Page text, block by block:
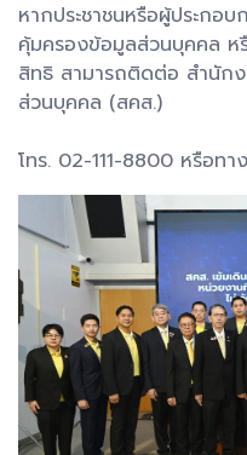
หากประชาชนหรือผู้ประกอ
คุ้มครองข้อมูลส่วนบุคคล ห
สิทธิ สามารถติดต่อ สำนัก
ส่วนบุคคล (สคส.)
โทร. 02-111-8800 หรือทา